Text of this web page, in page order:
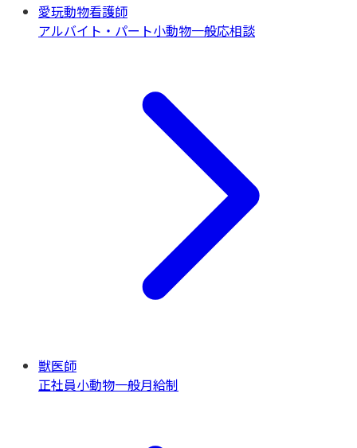
愛玩動物看護師
アルバイト・パート小動物一般応相談
獣医師
正社員小動物一般月給制